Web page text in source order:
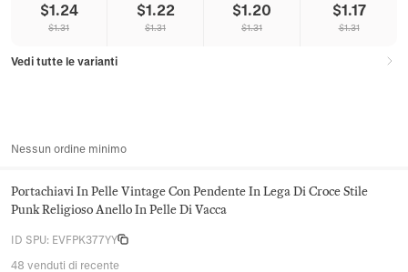
$1.24
$1.31
$1.22
$1.31
$1.20
$1.31
$1.17
$1.31
Vedi tutte le varianti
Nessun ordine minimo
Portachiavi In Pelle Vintage Con Pendente In Lega Di Croce Stile
Punk Religioso Anello In Pelle Di Vacca
ID SPU: EVFPK377YY
48 venduti di recente